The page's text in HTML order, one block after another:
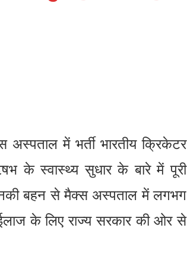
अस्पताल में भर्ती भारतीय क्रिकेटर
के स्वास्थ्य सुधार के बारे में पूरी
बहन से मैक्स अस्पताल में लगभग
के लिए राज्य सरकार की ओर से